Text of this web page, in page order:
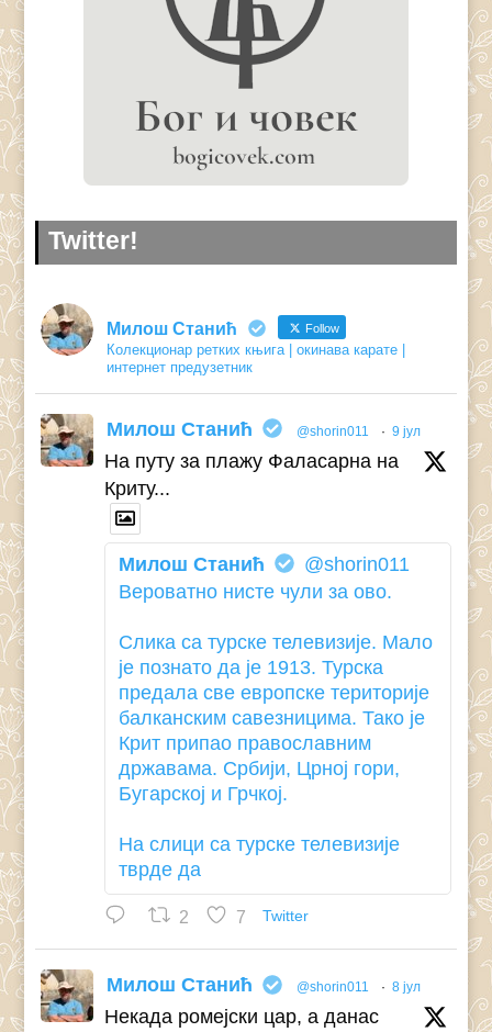
Twitter!
Милош Станић Follow
Колекционар ретких књига | окинава карате |
интернет предузетник
Милош Станић @shorin011 · 9 јул
На путу за плажу Фаласарна на
Криту...
Милош Станић
@shorin011
Вероватно нисте чули за ово.
Слика са турске телевизије. Мало
је познато да је 1913. Турска
предала све европске територије
балканским савезницима. Тако је
Крит припао православним
државама. Србији, Црној гори,
Бугарској и Грчкој.
На слици са турске телевизије
тврде да
2 7 Twitter
Милош Станић @shorin011 · 8 јул
Некада ромејски цар, а данас